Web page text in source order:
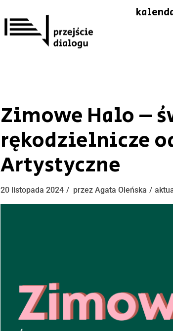
Zimowe Halo –
rękodzielnicze
Artystyczne
20 listopada 2024 przez Agata Oleńska